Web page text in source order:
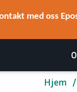
med oss
Hjem